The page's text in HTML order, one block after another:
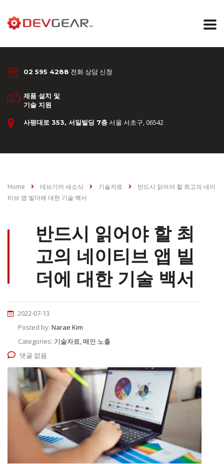
02 595 4288 전화 상담 신청
제품 설치 및
기술 지원
사평대로 353, 서일빌딩 7층서울 서초구, 06542
Home 데브기어 새소식 기술자료
반드시 읽어야 할 최고의 네이
티브 앱 빌더에 대한 기술 백서
반드시 읽어야 할 최
고의 네이티브 앱 빌
더에 대한 기술 백서
2022-07-13
Posted by: Narae Kim
Categories: 기술자료, 메인 노출
댓글 없음